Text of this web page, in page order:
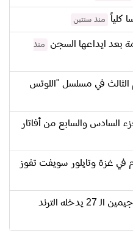
كلياً منذ سنتين
بعد ايداعها السجن
منذ
في مسلسل "اللوتس
السادس والسابع من أفاتار
في غزة وتايلور سويفت تفوز
عيد ميلاد عضو فريق BTS بارك جيمين الـ 27 يدخله الترند